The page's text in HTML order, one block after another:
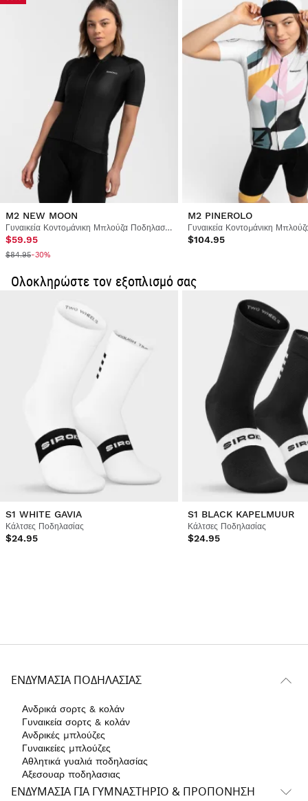
Ήταν χρήσιμη αυτή η κριτική; Κοινοποίηση 3 χρόνια πριν
Επαληθευμένος Πελάτης
Emilia Tunariu
Cycling Jersey Siroko M2 Saint Tropez for Women XS
Καλή ποιότητα Γλίστρει λίγο όταν φοριέται, αλλά η
εφαρμογή είναι ακόμα καλή. Είμαι χαρούμενος!
Ήταν χρήσιμη αυτή η κριτική; 3 χρόνια πριν
1 2 3 4 5 6 ... 26
M2 NEW MOON
Γυναικεία Κοντομάνικη Μπλούζα Ποδηλασίας
$59.95
$84.95-30%
M2 PINEROLO
$104.95
Ολοκληρώστε τον εξοπλισμό σας
S1 WHITE GAVIA
Κάλτσες Ποδηλασίας
$24.95
S1 BLACK KAPELMUUR
Κάλτσες Ποδηλασίας
$24.95
ΕΝΔΥΜΑΣΊΑ ΠΟΔΗΛΑΣΊΑΣ
Ανδρικά σορτς & κολάν
Γυναικεία σορτς & κολάν
Ανδρικές μπλούζες
Γυναικείες μπλούζες
Αθλητικά γυαλιά ποδηλασίας
Αξεσουαρ ποδηλασιας
ΕΝΔΥΜΑΣΊΑ ΓΙΑ ΓΥΜΝΑΣΤΉΡΙΟ & ΠΡΟΠΌΝΗΣΗ